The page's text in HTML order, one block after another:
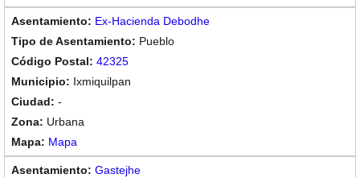
Ex-Hacienda Debodhe
Pueblo
42325
Ixmiquilpan
-
Urbana
Mapa
Gastejhe